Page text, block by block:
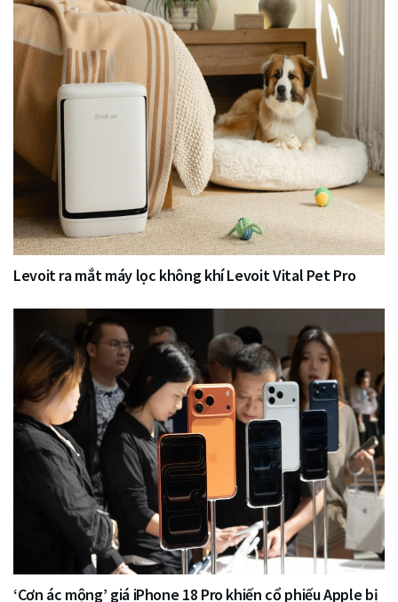
Levoit ra mắt máy lọc không khí Levoit Vital Pet Pro
‘Cơn ác mộng’ giá iPhone 18 Pro khiến cổ phiếu Apple bị